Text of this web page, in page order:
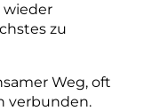
wieder
zu
Weg, oft
verbunden.